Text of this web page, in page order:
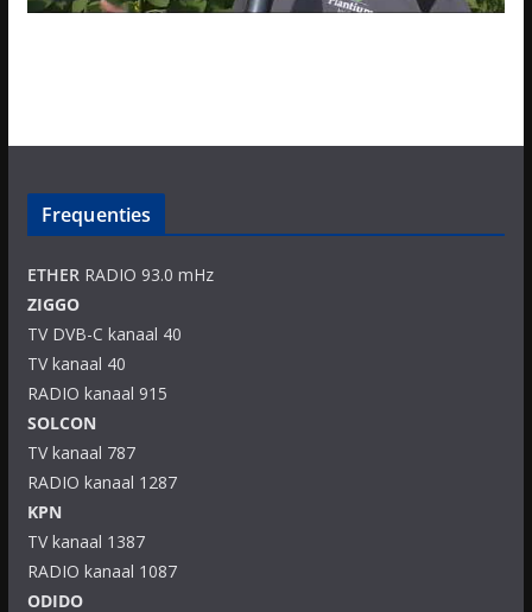
Frequenties
ETHERRADIO 93.0 mHz
ZIGGO
TV DVB-C kanaal 40
TV kanaal 40
RADIO kanaal 915
SOLCON
TV kanaal 787
RADIO kanaal 1287
KPN
TV kanaal 1387
RADIO kanaal 1087
ODIDO